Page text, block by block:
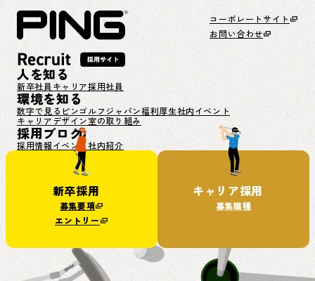
コーポレートサイト
お問い合わせ
人を知る
新卒社員 キャリア採用社員
環境を知る
数字で見るピンゴルフジャパン福利厚生社内イベント
キャリアデザイン室の取り組み
採用ブログ
採用情報イベント社内紹介
新卒採用
募集要項
エントリー
キャリア採用
募集職種